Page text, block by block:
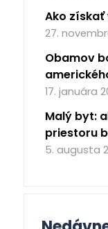
Ako získať
27.
Obamov
17. januára
Malý byt:
priestoru
5. augusta